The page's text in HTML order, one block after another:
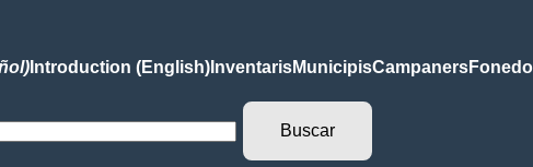
Introduction (English)InventarisMunicipisCampaners